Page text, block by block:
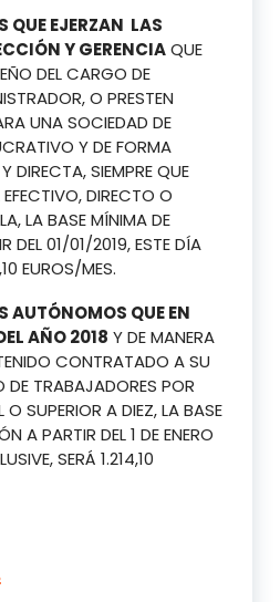
QUE EJERZAN LAS
Y GERENCIAQUE
DEL CARGO DE
O PRESTEN
UNA SOCIEDAD DE
Y DE FORMA
DIRECTA, SIEMPRE QUE
DIRECTO O
LA BASE MÍNIMA DE
DEL 01/01/2019, ESTE DÍA
EUROS/MES.
AUTÓNOMOS QUE EN
AÑO 2018 Y DE MANERA
CONTRATADO A SU
DE TRABAJADORES POR
SUPERIOR A DIEZ, LA BASE
A PARTIR DEL 1 DE ENERO
SERÁ 1.214,10